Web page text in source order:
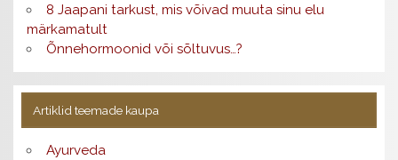
8 Jaapani tarkust, mis võivad muuta sinu elu
märkamatult
Õnnehormoonid või sõltuvus…?
Artiklid teemade kaupa
Ayurveda